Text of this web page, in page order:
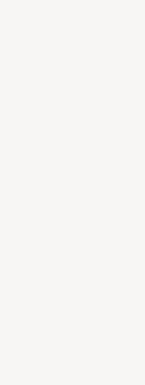
interpreter
i rozumienia (ETR)